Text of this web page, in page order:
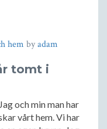
hem byadam
tomt i
och min man har
vårt hem. Vi har